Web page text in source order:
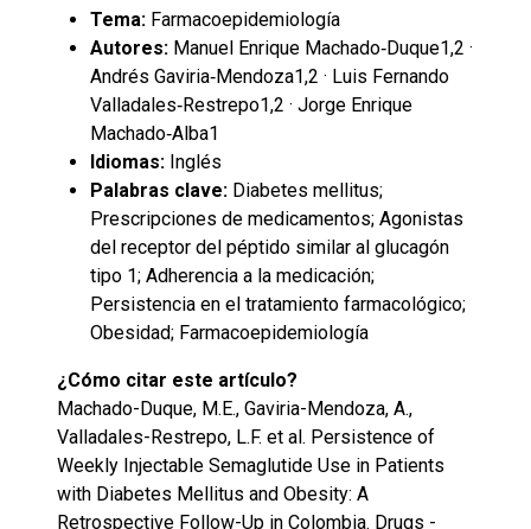
Tema: Farmacoepidemiología
Autores: Manuel Enrique Machado‑Duque1,2 ·
Andrés Gaviria‑Mendoza1,2 · Luis Fernando
Valladales‑Restrepo1,2 · Jorge Enrique
Machado‑Alba1
Idiomas: Inglés
Palabras clave: Diabetes mellitus;
Prescripciones de medicamentos; Agonistas
del receptor del péptido similar al glucagón
tipo 1; Adherencia a la medicación;
Persistencia en el tratamiento farmacológico;
Obesidad; Farmacoepidemiología
¿Cómo citar este artículo?
Machado-Duque, M.E., Gaviria-Mendoza, A.,
Valladales-Restrepo, L.F. et al. Persistence of
Weekly Injectable Semaglutide Use in Patients
with Diabetes Mellitus and Obesity: A
Retrospective Follow-Up in Colombia. Drugs -